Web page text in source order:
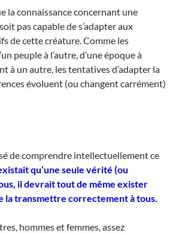
la connaissance concernant une
pas capable de s’adapter aux
de cette créature. Comme les
peuple à l’autre, d’une époque à
à un autre, les tentatives d’adapter la
évoluent (ou changent carrément)
de comprendre intellectuellement ce
qu’une seule vérité (ou
il devrait tout de même exister
la transmettre correctement à tous.
hommes et femmes, assez